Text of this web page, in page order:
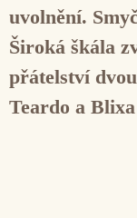
uvolnění.
Široká škála
přátelství
Teardo a